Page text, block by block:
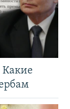
Какие